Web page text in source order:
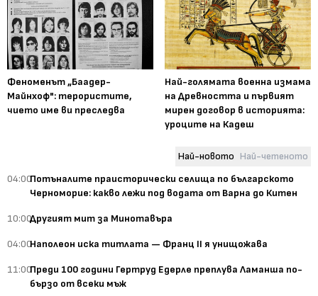
Феноменът „Баадер-
Майнхоф": терористите,
чието име ви преследва
Най-голямата военна измама
на Древността и първият
мирен договор в историята:
уроците на Кадеш
Най-новото Най-четеното
04:00Потъналите праисторически селища по българското
Черноморие: какво лежи под водата от Варна до Китен
10:00Другият мит за Минотавъра
04:00Наполеон иска титлата — Франц II я унищожава
11:00Преди 100 години Гертруд Едерле преплува Ламанша по-
бързо от всеки мъж